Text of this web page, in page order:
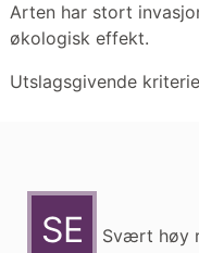
Arten har stort
økologisk effekt.
Utslagsgivende
SE Svært høy